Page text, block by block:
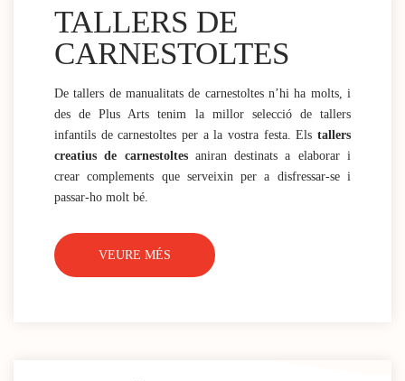
TALLERS DE
CARNESTOLTES
De tallers de manualitats de carnestoltes n’hi ha molts, i
des de Plus Arts tenim la millor selecció de tallers
infantils de carnestoltes per a la vostra festa. Els tallers
creatius de carnestoltesaniran destinats a elaborar i
crear complements que serveixin per a disfressar-se i
passar-ho molt bé.
VEURE MÉS